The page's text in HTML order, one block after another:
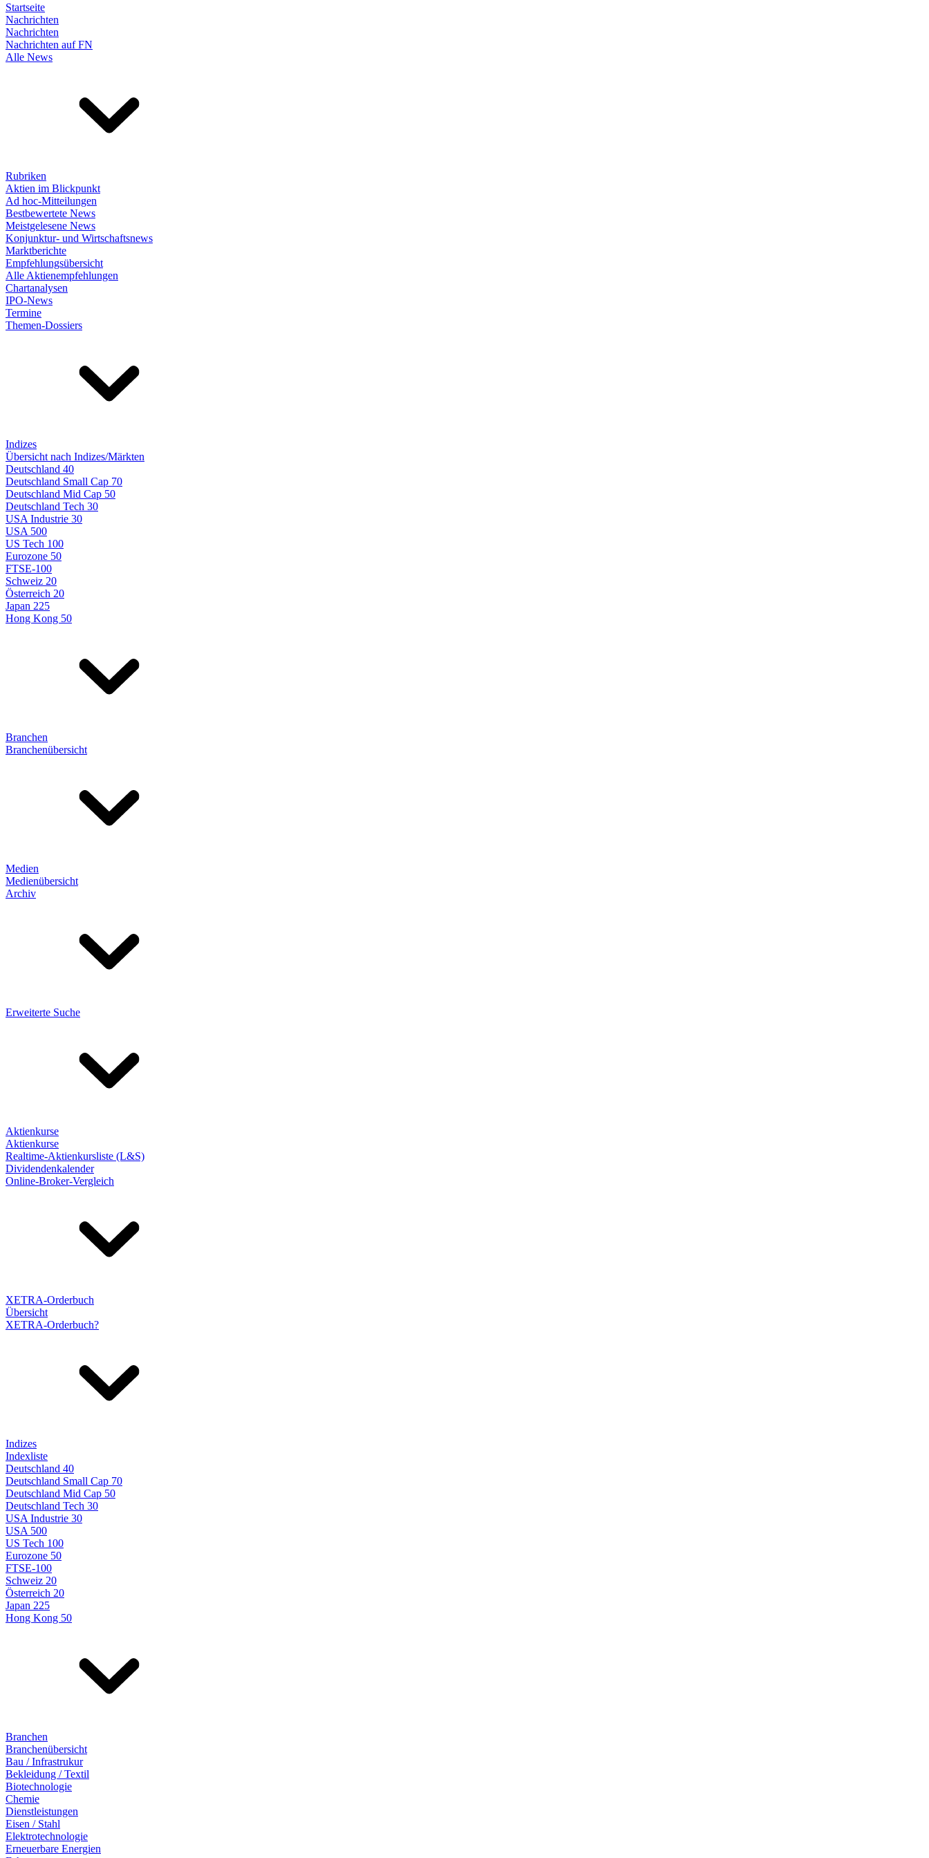
Startseite
Nachrichten
Nachrichten
Nachrichten auf FN
Alle News
Rubriken
Aktien im Blickpunkt
Ad hoc-Mitteilungen
Bestbewertete News
Meistgelesene News
Konjunktur- und Wirtschaftsnews
Marktberichte
Empfehlungsübersicht
Alle Aktienempfehlungen
Chartanalysen
IPO-News
Termine
Themen-Dossiers
Indizes
Übersicht nach Indizes/Märkten
Deutschland 40
Deutschland Small Cap 70
Deutschland Mid Cap 50
Deutschland Tech 30
USA Industrie 30
USA 500
US Tech 100
Eurozone 50
FTSE-100
Schweiz 20
Österreich 20
Japan 225
Hong Kong 50
Branchen
Branchenübersicht
Medien
Medienübersicht
Archiv
Erweiterte Suche
Aktienkurse
Aktienkurse
Realtime-Aktienkursliste (L&S)
Dividendenkalender
Online-Broker-Vergleich
XETRA-Orderbuch
Übersicht
XETRA-Orderbuch?
Indizes
Indexliste
Deutschland 40
Deutschland Small Cap 70
Deutschland Mid Cap 50
Deutschland Tech 30
USA Industrie 30
USA 500
US Tech 100
Eurozone 50
FTSE-100
Schweiz 20
Österreich 20
Japan 225
Hong Kong 50
Branchen
Branchenübersicht
Bau / Infrastrukur
Bekleidung / Textil
Biotechnologie
Chemie
Dienstleistungen
Eisen / Stahl
Elektrotechnologie
Erneuerbare Energien